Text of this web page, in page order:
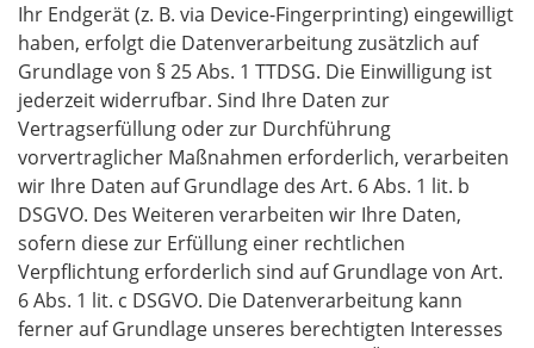
Ihr Endgerät (z. B. via Device-Fingerprinting) eingewilligt
haben, erfolgt die Datenverarbeitung zusätzlich auf
Grundlage von § 25 Abs. 1 TTDSG. Die Einwilligung ist
jederzeit widerrufbar. Sind Ihre Daten zur
Vertragserfüllung oder zur Durchführung
vorvertraglicher Maßnahmen erforderlich, verarbeiten
wir Ihre Daten auf Grundlage des Art. 6 Abs. 1 lit. b
DSGVO. Des Weiteren verarbeiten wir Ihre Daten,
sofern diese zur Erfüllung einer rechtlichen
Verpflichtung erforderlich sind auf Grundlage von Art.
6 Abs. 1 lit. c DSGVO. Die Datenverarbeitung kann
ferner auf Grundlage unseres berechtigten Interesses